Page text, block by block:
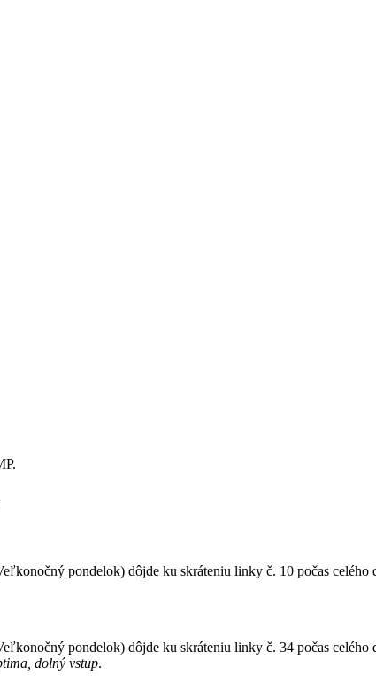
pondelok) dôjde ku skráteniu linky č. 10 počas celého
pondelok) dôjde ku skráteniu linky č. 34 počas celého
dolný vstup.